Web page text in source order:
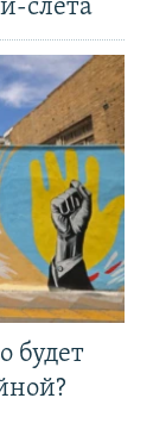
слёта
будет